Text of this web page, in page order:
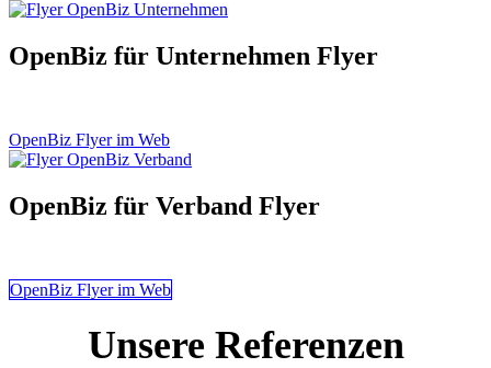
OpenBiz für Unternehmen Flyer
OpenBiz Flyer im Web
OpenBiz für Verband Flyer
OpenBiz Flyer im Web
Unsere Referenzen